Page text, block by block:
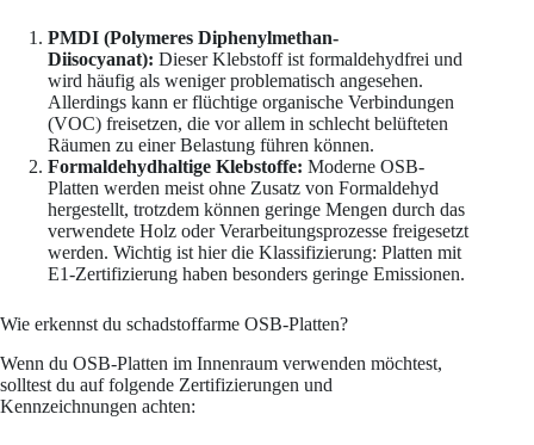
PMDI (Polymeres Diphenylmethan-
Diisocyanat): Dieser Klebstoff ist formaldehydfrei und
wird häufig als weniger problematisch angesehen.
Allerdings kann er flüchtige organische Verbindungen
(VOC) freisetzen, die vor allem in schlecht belüfteten
Räumen zu einer Belastung führen können.
Formaldehydhaltige Klebstoffe: Moderne OSB-
Platten werden meist ohne Zusatz von Formaldehyd
hergestellt, trotzdem können geringe Mengen durch das
verwendete Holz oder Verarbeitungsprozesse freigesetzt
werden. Wichtig ist hier die Klassifizierung: Platten mit
E1-Zertifizierung haben besonders geringe Emissionen.
Wie erkennst du schadstoffarme OSB-Platten?
Wenn du OSB-Platten im Innenraum verwenden möchtest,
solltest du auf folgende Zertifizierungen und
Kennzeichnungen achten: